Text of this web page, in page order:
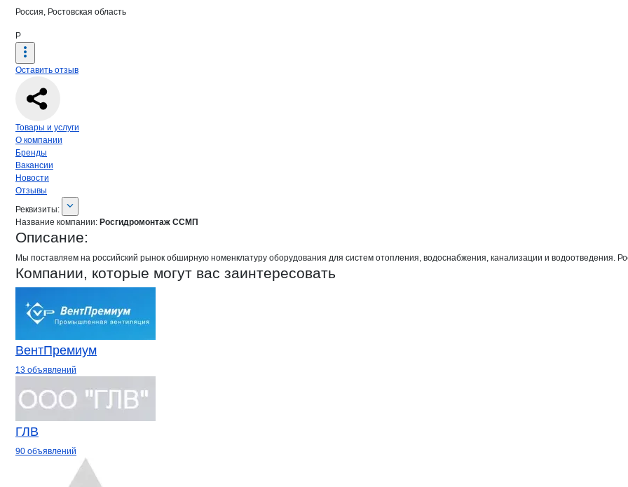
Россия, Ростовская область
Р
Оставить отзыв
Навигация по странице
Товары и услуги
О компании
Бренды
Вакансии
Новости
Отзывы
О компании
Реквизиты
Реквизиты:
Название компании: Росгидромонтаж ССМП
Описание:
Мы поставляем на российский рынок обширную номенклатуру оборудования для систем отопления, водоснабжения, канализации и
Компании, которые могут вас заинтересовать
ВентПремиум
13 объявлений
ГЛВ
90 объявлений